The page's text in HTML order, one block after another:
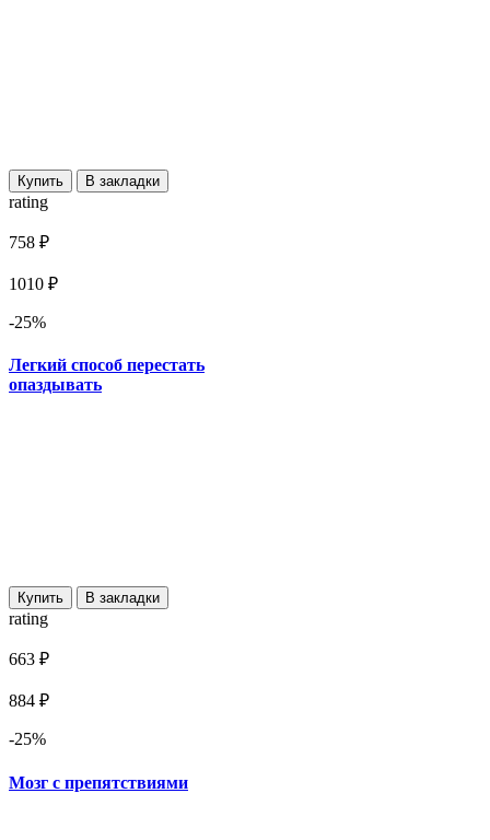
Купить В закладки
rating
758 ₽
1010 ₽
-25%
Легкий способ перестать
опаздывать
Купить В закладки
rating
663 ₽
884 ₽
-25%
Мозг с препятствиями